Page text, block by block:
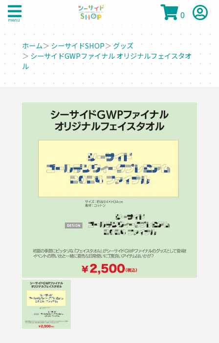
menu 0
ホーム＞ シーサイドSHOP＞グッズ
＞ シーサイドGWPファイナル オリジナルフェイスタオ
ル